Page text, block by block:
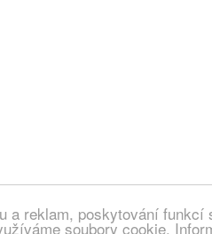
a reklam, poskytování
soubory cookie.